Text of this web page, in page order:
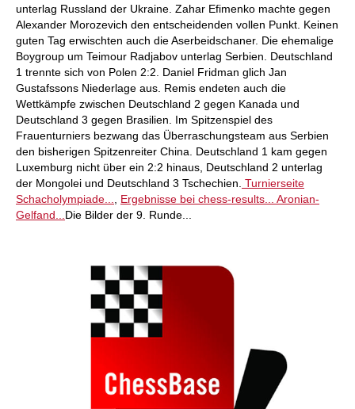
unterlag Russland der Ukraine. Zahar Efimenko machte gegen
Alexander Morozevich den entscheidenden vollen Punkt. Keinen
guten Tag erwischten auch die Aserbeidschaner. Die ehemalige
Boygroup um Teimour Radjabov unterlag Serbien. Deutschland
1 trennte sich von Polen 2:2. Daniel Fridman glich Jan
Gustafssons Niederlage aus. Remis endeten auch die
Wettkämpfe zwischen Deutschland 2 gegen Kanada und
Deutschland 3 gegen Brasilien. Im Spitzenspiel des
Frauenturniers bezwang das Überraschungsteam aus Serbien
den bisherigen Spitzenreiter China. Deutschland 1 kam gegen
Luxemburg nicht über ein 2:2 hinaus, Deutschland 2 unterlag
der Mongolei und Deutschland 3 Tschechien. Turnierseite
Schacholympiade...
Ergebnisse bei chess-results...
Aronian-
Gelfand... Die Bilder der 9. Runde...